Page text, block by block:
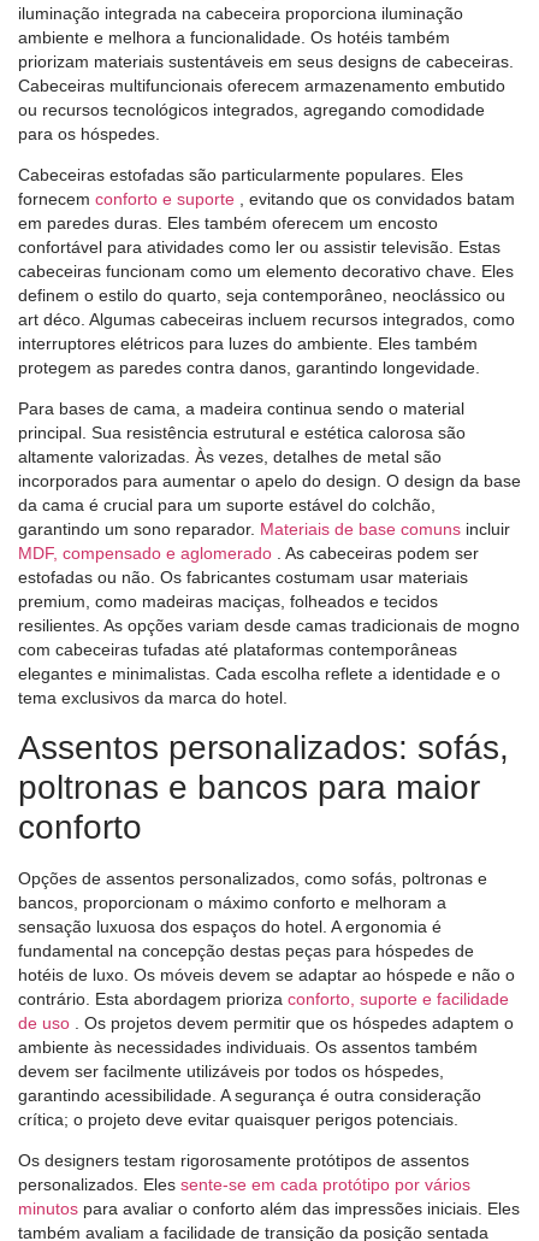
iluminação integrada na cabeceira proporciona iluminação
ambiente e melhora a funcionalidade. Os hotéis também
priorizam materiais sustentáveis ​​em seus designs de cabeceiras.
Cabeceiras multifuncionais oferecem armazenamento embutido
ou recursos tecnológicos integrados, agregando comodidade
para os hóspedes.
Cabeceiras estofadas são particularmente populares. Eles
fornecem conforto e suporte
, evitando que os convidados batam
em paredes duras. Eles também oferecem um encosto
confortável para atividades como ler ou assistir televisão. Estas
cabeceiras funcionam como um elemento decorativo chave. Eles
definem o estilo do quarto, seja contemporâneo, neoclássico ou
art déco. Algumas cabeceiras incluem recursos integrados, como
interruptores elétricos para luzes do ambiente. Eles também
protegem as paredes contra danos, garantindo longevidade.
Para bases de cama, a madeira continua sendo o material
principal. Sua resistência estrutural e estética calorosa são
altamente valorizadas. Às vezes, detalhes de metal são
incorporados para aumentar o apelo do design. O design da base
da cama é crucial para um suporte estável do colchão,
garantindo um sono reparador. Materiais de base comuns incluir
MDF, compensado e aglomerado . As cabeceiras podem ser
estofadas ou não. Os fabricantes costumam usar materiais
premium, como madeiras maciças, folheados e tecidos
resilientes. As opções variam desde camas tradicionais de mogno
com cabeceiras tufadas até plataformas contemporâneas
elegantes e minimalistas. Cada escolha reflete a identidade e o
tema exclusivos da marca do hotel.
Assentos personalizados: sofás,
poltronas e bancos para maior
conforto
Opções de assentos personalizados, como sofás, poltronas e
bancos, proporcionam o máximo conforto e melhoram a
sensação luxuosa dos espaços do hotel. A ergonomia é
fundamental na concepção destas peças para hóspedes de
hotéis de luxo. Os móveis devem se adaptar ao hóspede e não o
contrário. Esta abordagem prioriza conforto, suporte e facilidade
de uso
. Os projetos devem permitir que os hóspedes adaptem o
ambiente às necessidades individuais. Os assentos também
devem ser facilmente utilizáveis ​​por todos os hóspedes,
garantindo acessibilidade. A segurança é outra consideração
crítica; o projeto deve evitar quaisquer perigos potenciais.
Os designers testam rigorosamente protótipos de assentos
personalizados. Eles sente-se em cada protótipo por vários
minutos para avaliar o conforto além das impressões iniciais. Eles
também avaliam a facilidade de transição da posição sentada